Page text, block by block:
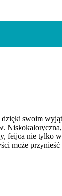
swoim
feijoa nie tylko
może przynieść